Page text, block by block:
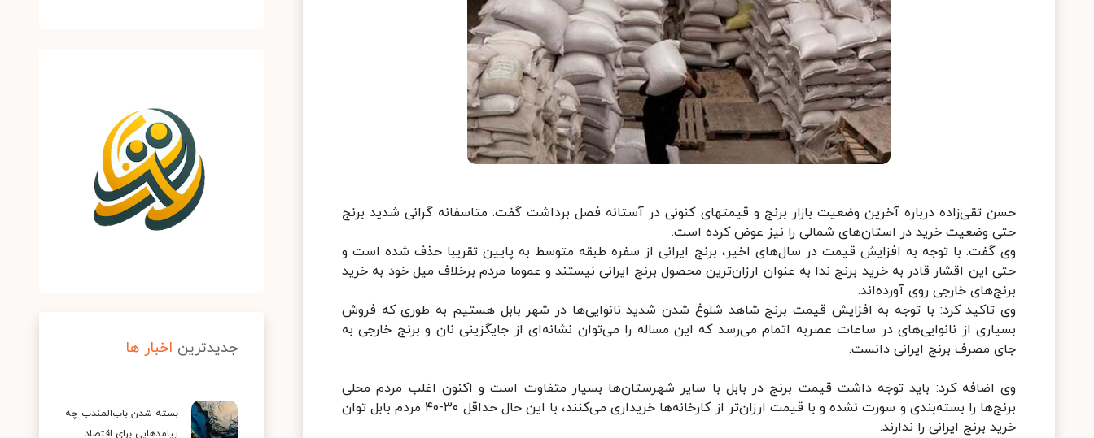
حسن تقی‌زاده درباره آخرین وضعیت بازار برنج و قیمت‎های کنونی در آستانه فصل برداشت گفت: متاسفانه گرانی شدید برنج
حتی وضعیت خرید در استان‏‌های شمالی را نیز عوض کرده است.
وی گفت: با توجه به افزایش قیمت در سال‌های اخیر، برنج ایرانی از سفره طبقه متوسط به پایین تقریبا حذف شده است و
حتی این اقشار قادر به خرید برنج ندا به عنوان ارزان‌ترین محصول برنج ایرانی نیستند و عموما مردم برخلاف میل خود به خرید
برنج‌های خارجی روی آورده‌اند.
وی تاکید کرد: با توجه به افزایش قیمت برنج شاهد شلوغ شدن شدید نانوایی‌ها در شهر بابل هستیم به طوری که فروش
بسیاری از نانوایی‌های در ساعات عصربه اتمام می‌رسد که این مساله را می‌توان نشانه‌ای از جایگزینی نان و برنج خارجی به
جای مصرف برنج ایرانی دانست.
وی اضافه کرد: باید توجه داشت قیمت برنج در بابل با سایر شهرستان‌ها بسیار متفاوت است و اکنون اغلب مردم محلی
برنج‌ها را بسته‌بندی و سورت نشده و با قیمت ارزان‌تر از کارخانه‌ها خریداری می‌کنند، با این حال حداقل ۳۰-۴۰ مردم بابل توان
خرید برنج ایرانی را ندارند.
جدیدترین اخبار ها
بسته شدن باب‌المندب چه
پیامدهایی برای اقتصاد